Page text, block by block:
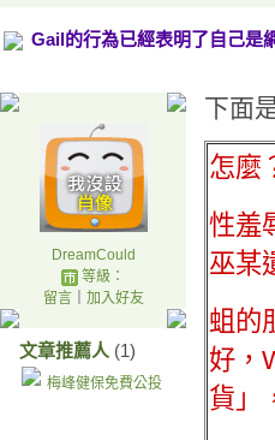
Gail的行為已經表明了自己是
DreamCould
等級：
留言｜ 加入好友
文章推薦人 (1)
梅峰健保免費公投
下面
怎麼
性羞
巫某
蛆的
好，
貨」